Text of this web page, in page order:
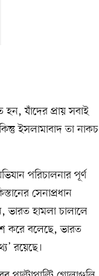
যাঁদের প্রায় সবাই
ইসলামাবাদ তা নাকচ
পরিচালনার পূর্ণ
সেনাপ্রধান
ভারত হামলা চালালে
করে বলেছে, ভারত
রয়েছে।